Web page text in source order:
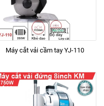
Máy cắt vải cầm tay YJ-110